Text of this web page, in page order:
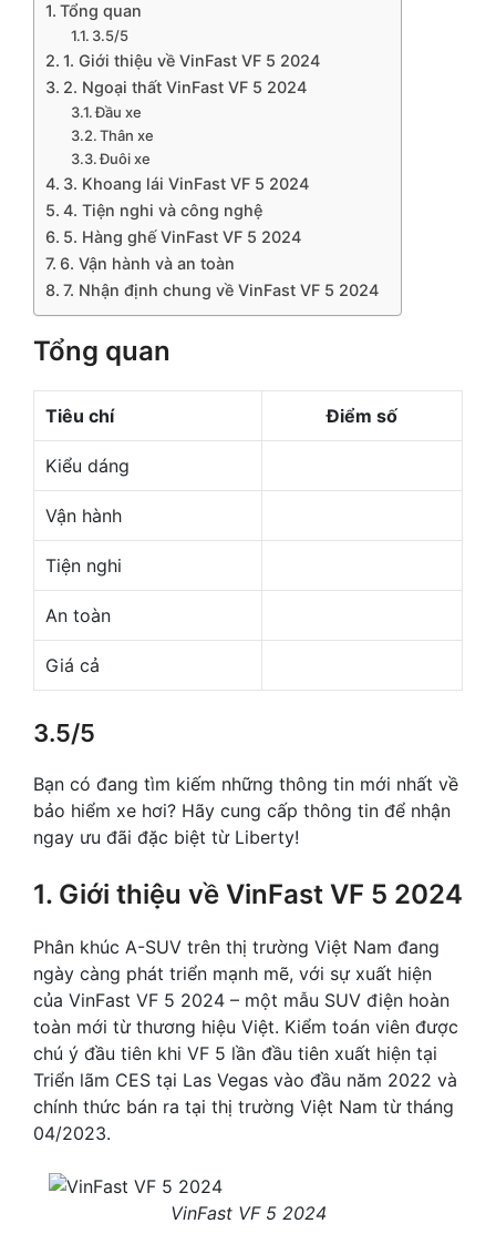
Tổng quan
3.5/5
1. Giới thiệu về VinFast VF 5 2024
2. Ngoại thất VinFast VF 5 2024
Đầu xe
Thân xe
Đuôi xe
3. Khoang lái VinFast VF 5 2024
4. Tiện nghi và công nghệ
5. Hàng ghế VinFast VF 5 2024
6. Vận hành và an toàn
7. Nhận định chung về VinFast VF 5 2024
Tổng quan
Tiêu chí Điểm số
Kiểu dáng
Vận hành
Tiện nghi
An toàn
Giá cả
3.5/5
Bạn có đang tìm kiếm những thông tin mới nhất về
bảo hiểm xe hơi? Hãy cung cấp thông tin để nhận
ngay ưu đãi đặc biệt từ Liberty!
1. Giới thiệu về VinFast VF 5 2024
Phân khúc A-SUV trên thị trường Việt Nam đang
ngày càng phát triển mạnh mẽ, với sự xuất hiện
của VinFast VF 5 2024 – một mẫu SUV điện hoàn
toàn mới từ thương hiệu Việt. Kiểm toán viên được
chú ý đầu tiên khi VF 5 lần đầu tiên xuất hiện tại
Triển lãm CES tại Las Vegas vào đầu năm 2022 và
chính thức bán ra tại thị trường Việt Nam từ tháng
04/2023.
VinFast VF 5 2024